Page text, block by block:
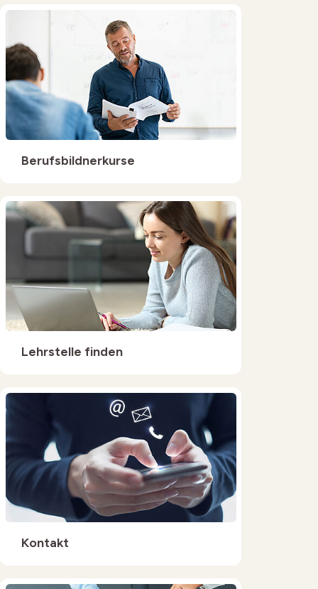
Berufsbildnerkurse
Lehrstelle finden
Kontakt